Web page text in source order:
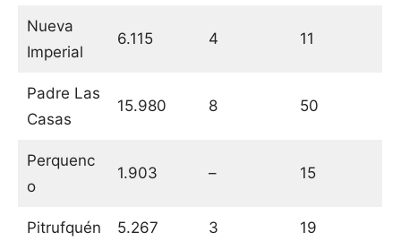
Nueva
Imperial
6.115 4 11
Padre Las
Casas
15.980 8 50
Perquenc
o
1.903 – 15
Pitrufquén 5.267 3 19